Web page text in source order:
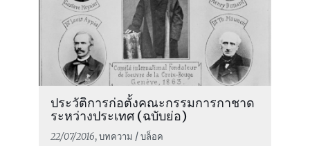
ประวัติการก่อตั้งคณะกรรมการกาชาด
ระหว่างประเทศ (ฉบับย่อ)
22/07/2016, บทความ / บล็อค